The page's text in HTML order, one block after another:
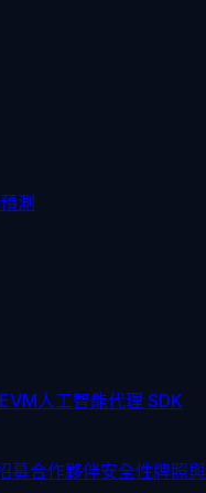
預測
人工智能代理 SDK
募合作夥伴安全性牌照